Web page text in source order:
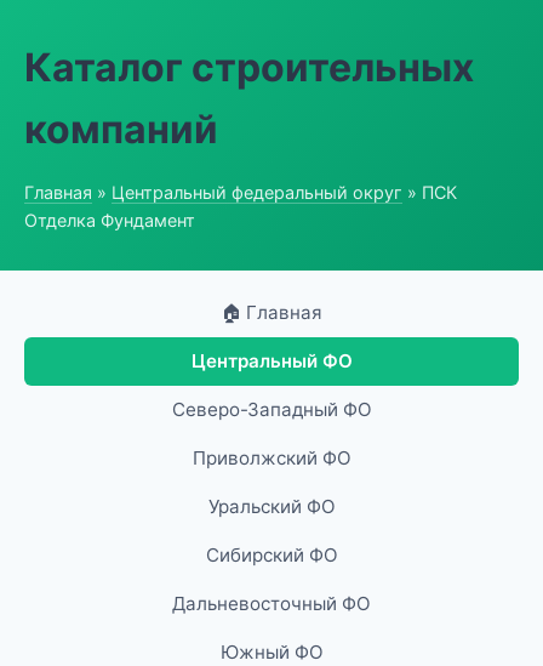
Каталог строительных
компаний
Главная » Центральный федеральный округ » ПСК
Отделка Фундамент
🏠 Главная
Центральный ФО
Северо-Западный ФО
Приволжский ФО
Уральский ФО
Сибирский ФО
Дальневосточный ФО
Южный ФО